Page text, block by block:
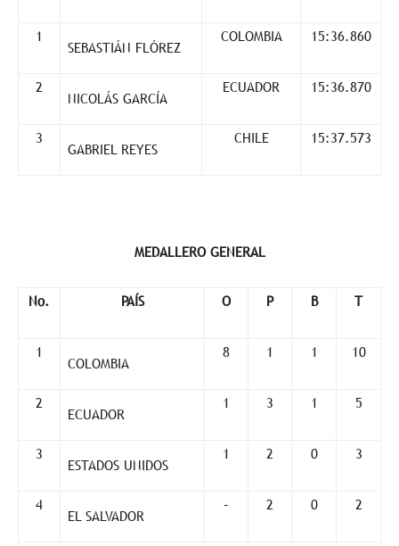
1
SEBASTIÁN FLÓREZ
COLOMBIA 15:36.860
2
NICOLÁS GARCÍA
ECUADOR 15:36.870
3
GABRIEL REYES
CHILE 15:37.573
MEDALLERO GENERAL
No. PAÍS O P B T
1
COLOMBIA
8 1 1 10
2
ECUADOR
1 3 1 5
3
ESTADOS UNIDOS
1 2 0 3
4
EL SALVADOR
– 2 0 2